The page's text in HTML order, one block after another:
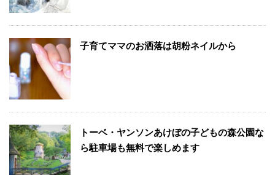
子育てママのお洒落は胡粉ネイルから
トーベ・ヤンソンあけぼの子どもの森公園な
ら駐車場も無料で楽しめます